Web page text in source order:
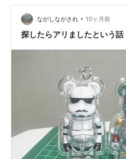
品がノーマルのようだ。転売す
ーマルを開封して、シークレット
少はプレミア…
ながしながされ • 10ヶ月前
探したらアリましたという話